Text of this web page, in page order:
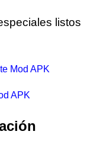
listos
Mod APK
APK